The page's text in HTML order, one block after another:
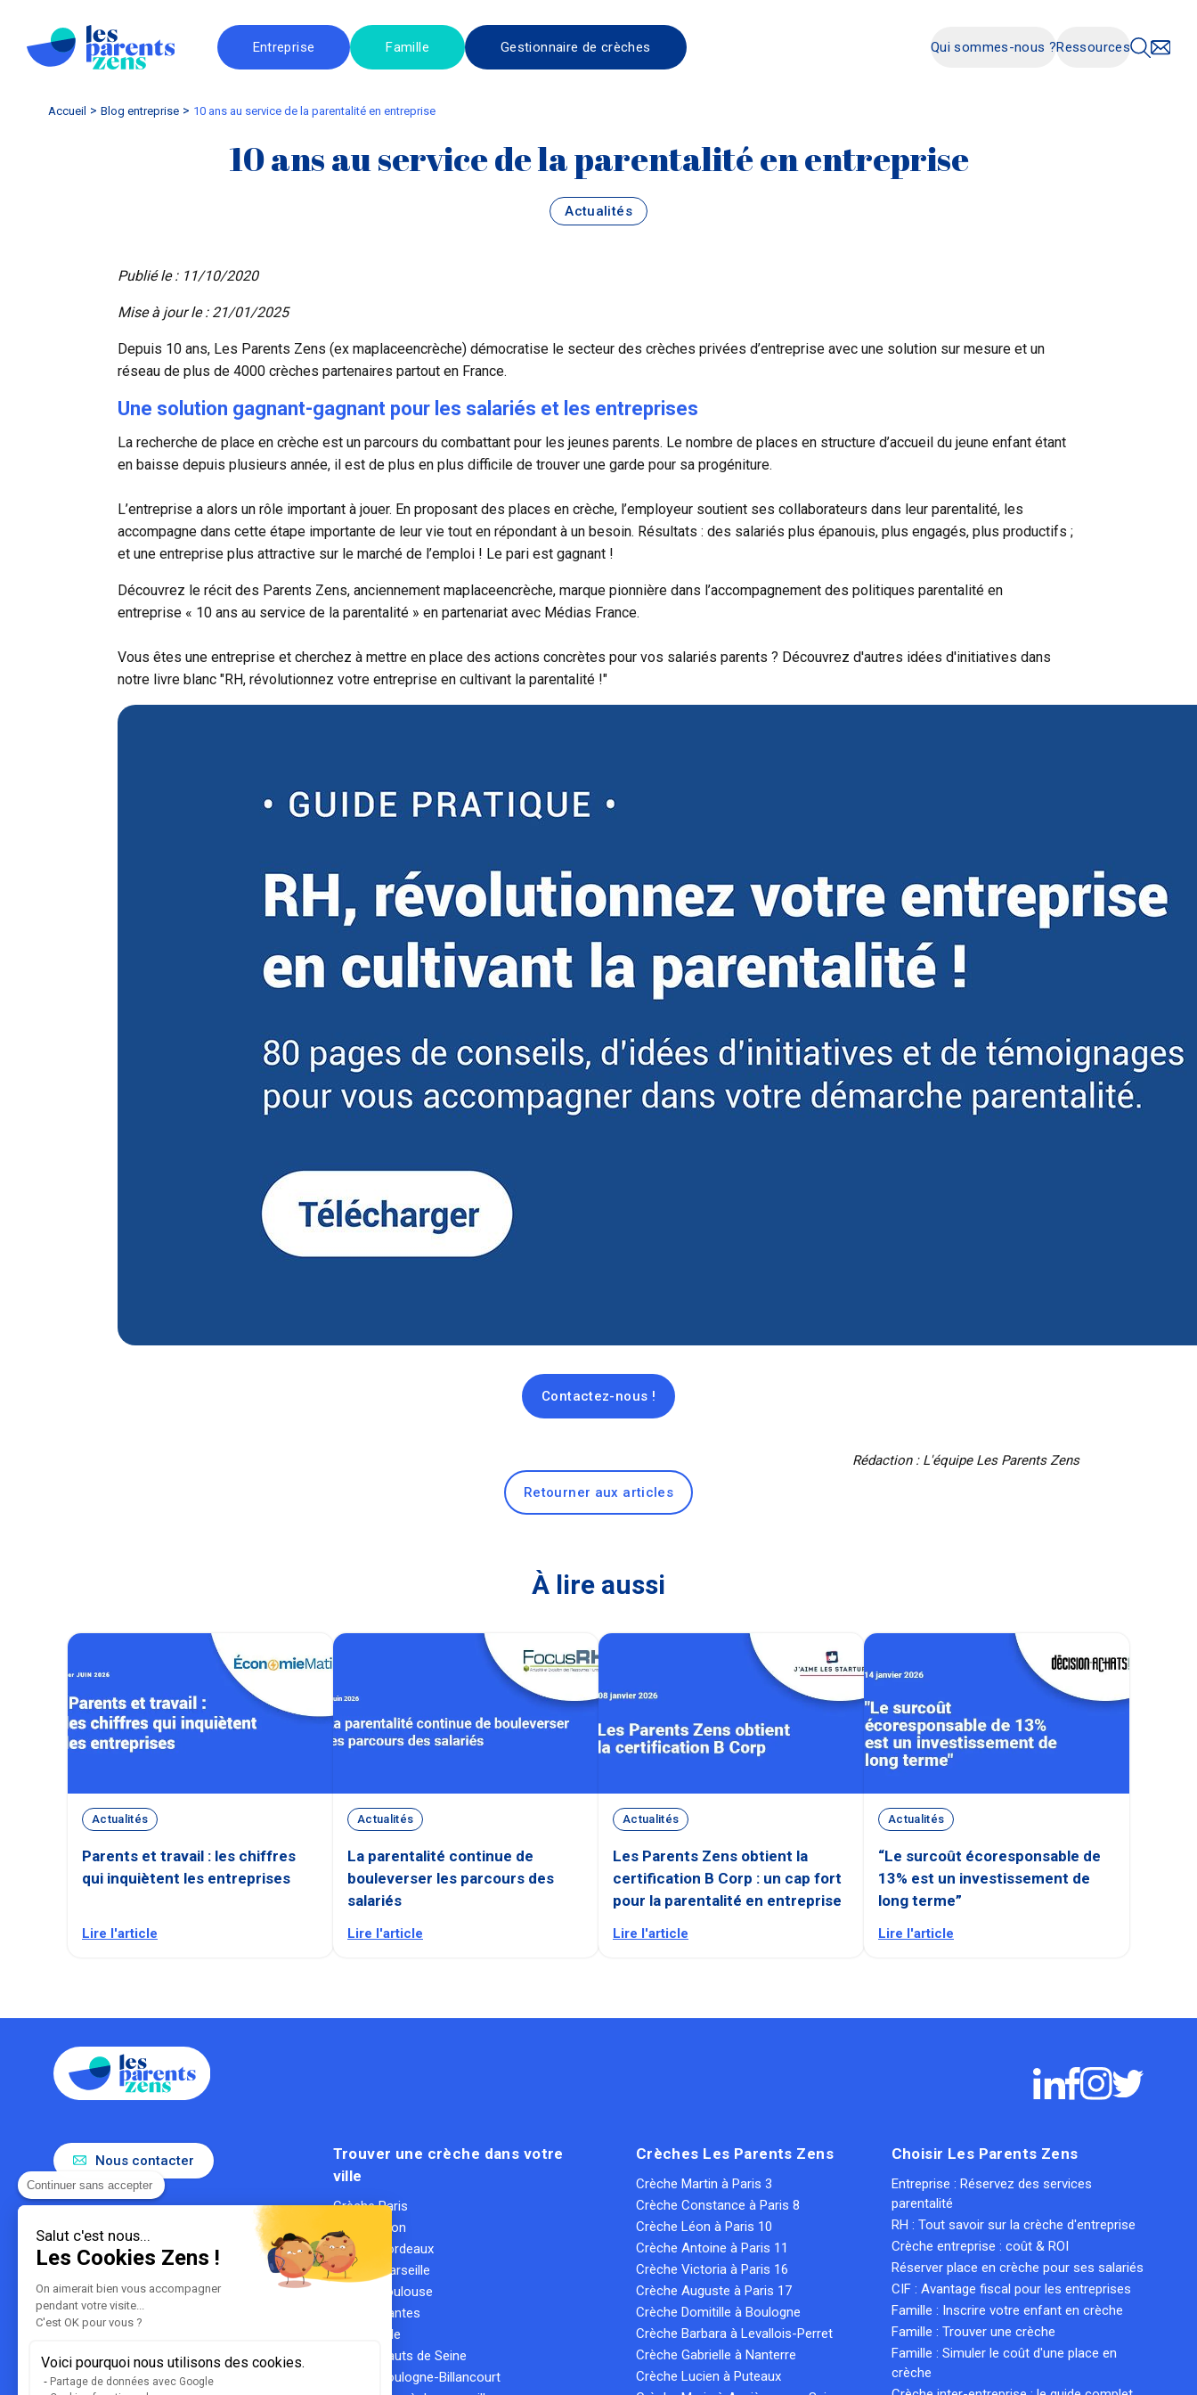
Continuer sans accepter
Salut c'est nous...
Les Cookies Zens !
On aimerait bien vous accompagner
pendant votre visite...
C'est OK pour vous ?
Voici pourquoi nous utilisons des cookies.
Partage de données avec Google
Entreprise Famille Gestionnaire de crèches Qui sommes-nous ?Ressources
Accueil blog entreprise 10 ans au service de la parentalité en entreprise
10 ans au service de la parentalité en entreprise
Actualités
Publié le : 11/10/2020
Mise à jour le : 21/01/2025
Depuis 10 ans, Les Parents Zens (ex maplaceencrèche) démocratise le secteur des crèches privées d’entreprise avec une solution sur mesure et un
réseau de plus de 4000 crèches partenaires partout en France.
Une solution gagnant-gagnant pour les salariés et les entreprises
La recherche de place en crèche est un parcours du combattant pour les jeunes parents. Le nombre de places en structure d’accueil du jeune enfant étant
en baisse depuis plusieurs année, il est de plus en plus difficile de trouver une garde pour sa progéniture.
L’entreprise a alors un rôle important à jouer. En proposant des places en crèche, l’employeur soutient ses collaborateurs dans leur parentalité, les
accompagne dans cette étape importante de leur vie tout en répondant à un besoin. Résultats : des salariés plus épanouis, plus engagés, plus productifs ;
et une entreprise plus attractive sur le marché de l’emploi ! Le pari est gagnant !
Découvrez le récit des Parents Zens, anciennement maplaceencrèche, marque pionnière dans l’accompagnement des politiques parentalité en
entreprise « 10 ans au service de la parentalité » en partenariat avec Médias France.
Vous êtes une entreprise et cherchez à mettre en place des actions concrètes pour vos salariés parents ? Découvrez d'autres idées d'initiatives dans
notre livre blanc "RH, révolutionnez votre entreprise en cultivant la parentalité !"
Contactez-nous !
Rédaction : L'équipe Les Parents Zens
Retourner aux articles
À lire aussi
Actualités
Parents et travail : les chiffres
qui inquiètent les entreprises
Lire l'article
Actualités
La parentalité continue de
bouleverser les parcours des
salariés
Lire l'article
Actualités
Les Parents Zens obtient la
certification B Corp : un cap fort
pour la parentalité en entreprise
Lire l'article
Actualités
“Le surcoût écoresponsable de
13% est un investissement de
long terme”
Lire l'article
Nous contacter
Le référent de la parentalité en
entreprise
Gestionnaire de crèches
1ère entreprise du secteur des
certifiée B Corp
Trouver une crèche dans votre
ville
Crèche Paris
Crèche Lyon
Crèche Bordeaux
Crèche Marseille
Crèche Toulouse
Crèche Nantes
Crèche Lille
Crèche Hauts de Seine
Crèche Boulogne-Billancourt
Crèches Les Parents Zens
Crèche Martin à Paris 3
Crèche Constance à Paris 8
Crèche Léon à Paris 10
Crèche Antoine à Paris 11
Crèche Victoria à Paris 16
Crèche Auguste à Paris 17
Crèche Domitille à Boulogne
Crèche Barbara à Levallois-Perret
Crèche Gabrielle à Nanterre
Crèche Lucien à Puteaux
Choisir Les Parents Zens
Entreprise : Réservez des services
parentalité
RH : Tout savoir sur la crèche d'entreprise
Crèche entreprise : coût & ROI
Réserver place en crèche pour ses salariés
CIF : Avantage fiscal pour les entreprises
Famille : Inscrire votre enfant en crèche
Famille : Trouver une crèche
Famille : Simuler le coût d'une place en
crèche